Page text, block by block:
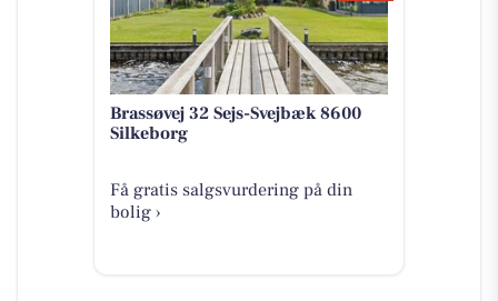
Brassøvej 32 Sejs-Svejbæk 8600
Silkeborg
Få gratis salgsvurdering på din
bolig ›